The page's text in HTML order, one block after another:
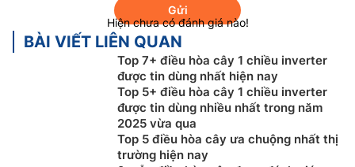
điểm tiết kiệm điện, làm lạnh nhanh và sâu với hiệu
suất làm lạnh cao hơn 1,6 lần so với gas R410a trước
đây. Đồng thời gas R32 cũng thân thiện với môi
trường, chống lại sự gia tăng nhiệt dẫn tới hiệu ứng
Đặc điểm công nghệ và tính năng điều hòa
cây Daikin 1 chiều
FVC85AV1V/RC85AGV1V
Gửi
Hiện chưa có đánh giá nào!
BÀI VIẾT LIÊN QUAN
Top 7+ điều hòa cây 1 chiều inverter
được tin dùng nhất hiện nay
Top 5+ điều hòa cây 1 chiều inverter
được tin dùng nhiều nhất trong năm
2025 vừa qua
Top 5 điều hòa cây ưa chuộng nhất thị
trường hiện nay